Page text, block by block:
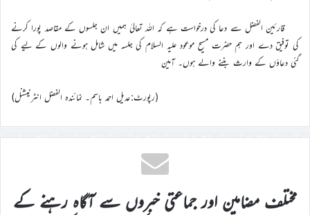
قارئین الفضل سے دعا کی درخواست ہے کہ اللہ تعالیٰ ہمیں ان جلسوں کے مقاصد پورا کرنے
کی توفیق دے اور ہم حضرت مسیح موعود علیہ السلام کی جلسہ میں شامل ہونے والوں کے لیے کی
گئی دعاؤں کے وارث بننے والے ہوں۔ آمین
(رپورٹ:عدیل احمد باسم۔ نمائندہ الفضل انٹرنیشنل)
مختلف مضامین اور جماعتی خبروں سے آگاہ رہنے کے